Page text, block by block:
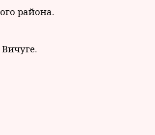
района.